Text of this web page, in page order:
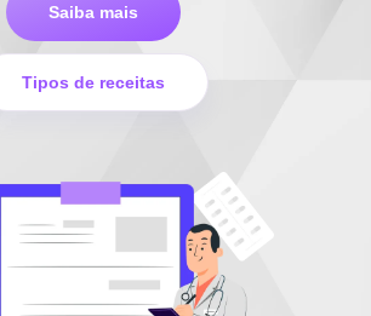
Saiba mais
Tipos de receitas